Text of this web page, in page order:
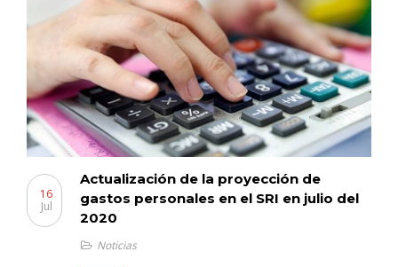
Actualización de la proyección de
gastos personales en el SRI en julio del
2020
16
Jul
Noticias